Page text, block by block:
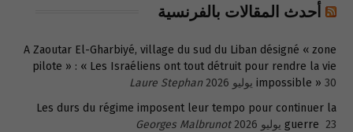
أحدث المقالات بالفرنسية
A Zaoutar El-Gharbiyé, village du sud du Liban désigné « zone
pilote » : « Les Israéliens ont tout détruit pour rendre la vie
impossible » 30 يوليو 2026
Laure Stephan
Les durs du régime imposent leur tempo pour continuer la
guerre 23 يوليو 2026
Georges Malbrunot